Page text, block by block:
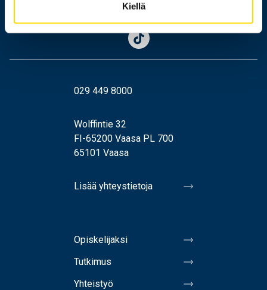
Kiellä
029 449 8000
Wolffintie 32
FI-65200 Vaasa PL 700
65101 Vaasa
Lisää yhteystietoja
Opiskelijaksi
Tutkimus
Yhteistyö